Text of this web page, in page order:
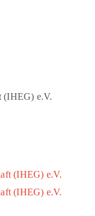
(IHEG) e.V.